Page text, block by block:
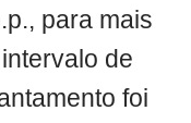
para mais
de
foi